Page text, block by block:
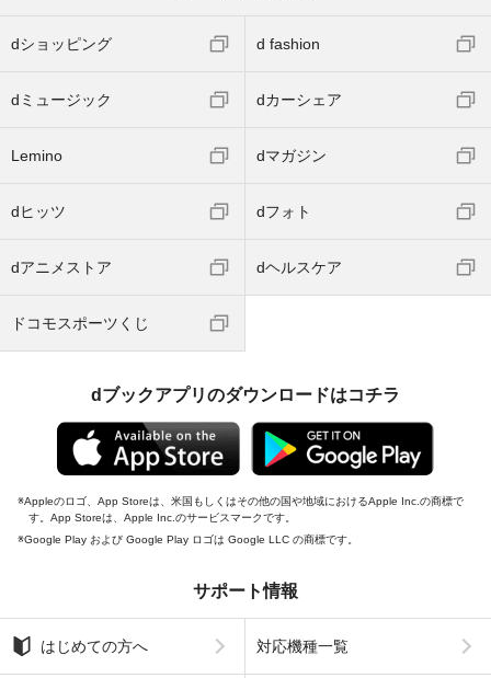
dショッピング d fashion
dミュージック dカーシェア
Lemino dマガジン
dヒッツ dフォト
dアニメストア dヘルスケア
ドコモスポーツくじ
dブックアプリのダウンロードはコチラ
Appleのロゴ、App Storeは、米国もしくはその他の国や地域におけるApple Inc.の商標で
す。App Storeは、Apple Inc.のサービスマークです。
Google Play および Google Play ロゴは Google LLC の商標です。
サポート情報
はじめての方へ 対応機種一覧